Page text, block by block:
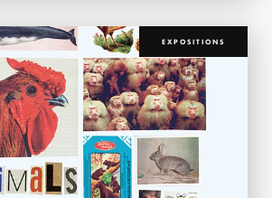
EXPOSITIONS